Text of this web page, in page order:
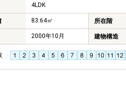
4LDK
83.64㎡ 所在階
2000年10月 建物構造